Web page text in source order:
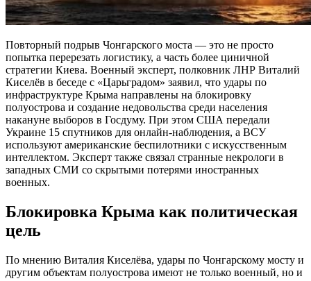
Повторный подрыв Чонгарского моста — это не просто
попытка перерезать логистику, а часть более циничной
стратегии Киева. Военный эксперт, полковник ЛНР Виталий
Киселёв в беседе с «Царьградом» заявил, что удары по
инфраструктуре Крыма направлены на блокировку
полуострова и создание недовольства среди населения
накануне выборов в Госдуму. При этом США передали
Украине 15 спутников для онлайн-наблюдения, а ВСУ
используют американские беспилотники с искусственным
интеллектом. Эксперт также связал странные некрологи в
западных СМИ со скрытыми потерями иностранных
военных.
Блокировка Крыма как политическая
цель
По мнению Виталия Киселёва, удары по Чонгарскому мосту и
другим объектам полуострова имеют не только военный, но и